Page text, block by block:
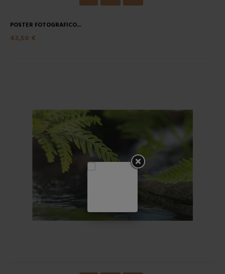
POSTER FOTOGRAFICO...
43,50 €